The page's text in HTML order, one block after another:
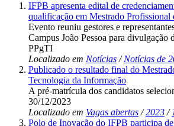
IFPB apresenta edital de
qualificação em Mestrado Profissional
Evento reuniu gestores e
Campus João Pessoa para divulgação
PPgTI
Localizado em Notícias /Notícias de
Publicado o resultado final do
Tecnologia da Informação
A pré-matrícula dos candidatos
30/12/2023
Localizado em Vagas abertas /2023 /
Polo de Inovação do IFPB participa